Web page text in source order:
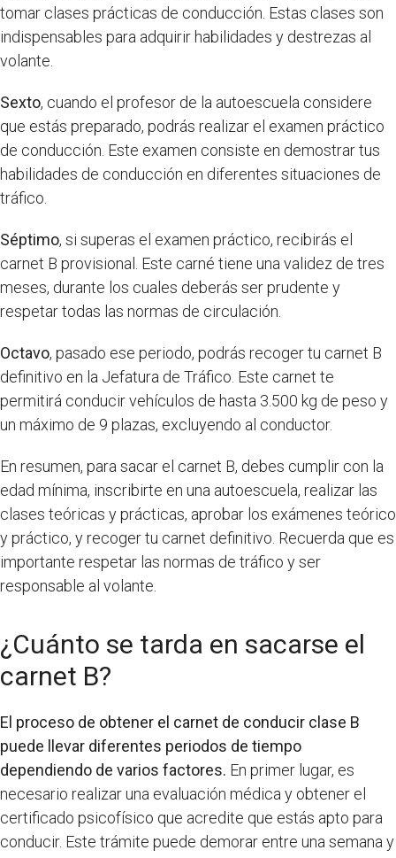
tomar clases prácticas de conducción. Estas clases son
indispensables para adquirir habilidades y destrezas al
volante.
Sexto, cuando el profesor de la autoescuela considere
que estás preparado, podrás realizar el examen práctico
de conducción. Este examen consiste en demostrar tus
habilidades de conducción en diferentes situaciones de
tráfico.
Séptimo, si superas el examen práctico, recibirás el
carnet B provisional. Este carné tiene una validez de tres
meses, durante los cuales deberás ser prudente y
respetar todas las normas de circulación.
Octavo, pasado ese periodo, podrás recoger tu carnet B
definitivo en la Jefatura de Tráfico. Este carnet te
permitirá conducir vehículos de hasta 3.500 kg de peso y
un máximo de 9 plazas, excluyendo al conductor.
En resumen, para sacar el carnet B, debes cumplir con la
edad mínima, inscribirte en una autoescuela, realizar las
clases teóricas y prácticas, aprobar los exámenes teórico
y práctico, y recoger tu carnet definitivo. Recuerda que es
importante respetar las normas de tráfico y ser
responsable al volante.
¿Cuánto se tarda en sacarse el
carnet B?
El proceso de obtener el carnet de conducir clase B
puede llevar diferentes periodos de tiempo
dependiendo de varios factores. En primer lugar, es
necesario realizar una evaluación médica y obtener el
certificado psicofísico que acredite que estás apto para
conducir. Este trámite puede demorar entre una semana y